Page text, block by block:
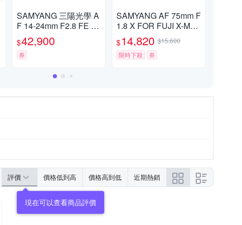
SAMYANG 三陽光學 A
F 14-24mm F2.8 FE 超
廣角變焦鏡頭 公司貨
$42,900
券
SAMYANG AF 75mm F
1.8 X FOR FUJI X-Mou
nt 自動對焦鏡頭 公司貨
$14,820 $15,600
限時下殺
券
評價 價格低到高 價格高到低 近期熱銷
現在可以查看商品評價